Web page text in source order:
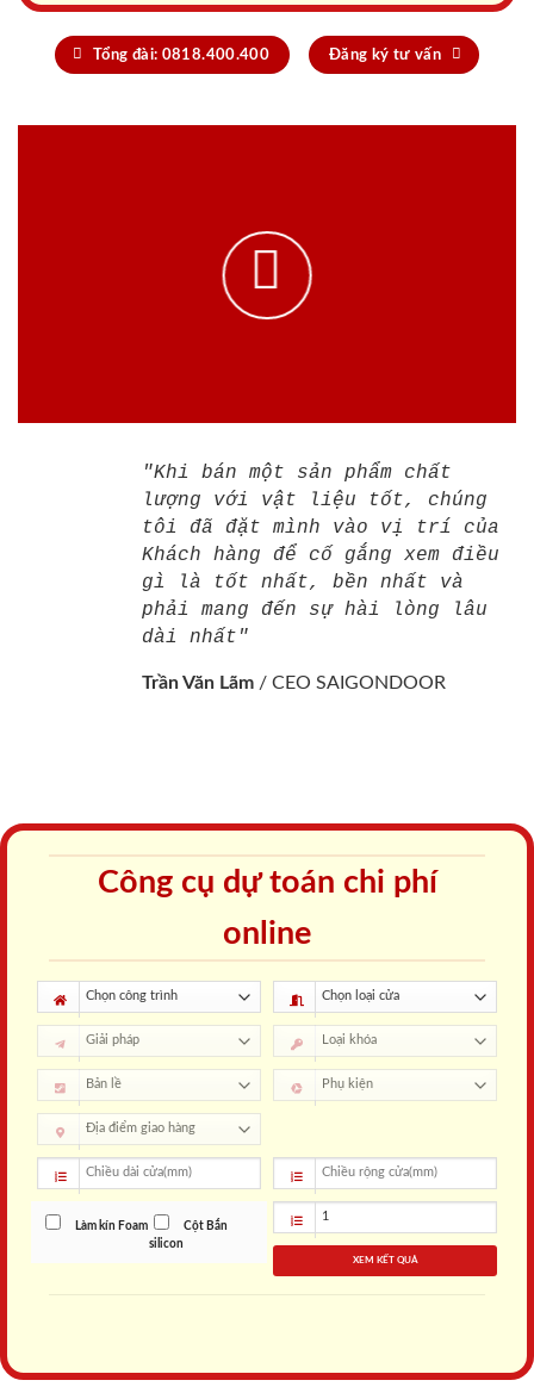
Tổng đài: 0818.400.400 Đăng ký tư vấn
"Khi bán một sản phẩm chất
lượng với vật liệu tốt, chúng
tôi đã đặt mình vào vị trí của
Khách hàng để cố gắng xem điều
gì là tốt nhất, bền nhất và
phải mang đến sự hài lòng lâu
dài nhất"
Trần Văn Lãm / CEO SAIGONDOOR
Công cụ dự toán chi phí
online
Làm kín Foam
Cột Bắn
silicon
XEM KẾT QUẢ